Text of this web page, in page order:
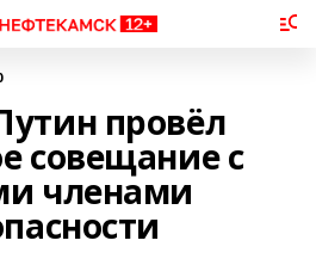
провёл
совещание с
членами